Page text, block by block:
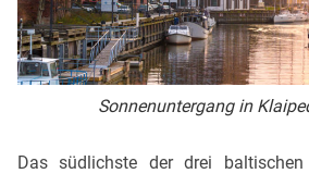
Sonnenuntergang in
Das südlichste der drei